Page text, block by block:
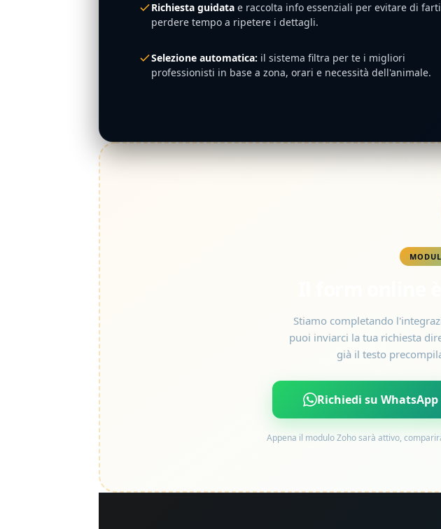
Richiesta guidatae raccolta info essenziali per evitare di farti
perdere tempo a ripetere i dettagli.
Selezione automatica: il sistema filtra per te i migliori
professionisti in base a zona, orari e necessità dell'animale.
Stiamo completando
puoi inviarci la tua richiesta
già il testo
Richiedi su WhatsApp
Appena il modulo Zoho sarà attivo,